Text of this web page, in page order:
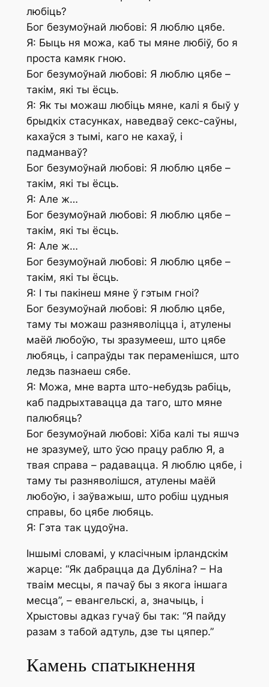
любіць?
Бог безумоўнай любові: Я люблю цябе.
Я: Быць ня можа, каб ты мяне любіў, бо я
проста камяк гною.
Бог безумоўнай любові: Я люблю цябе –
такім, які ты ёсць.
Я: Як ты можаш любіць мяне, калі я быў у
брыдкіх стасунках, наведваў секс-саўны,
кахаўся з тымі, каго не кахаў, і
падманваў?
Бог безумоўнай любові: Я люблю цябе –
такім, які ты ёсць.
Я: Але ж…
Бог безумоўнай любові: Я люблю цябе –
такім, які ты ёсць.
Я: Але ж…
Бог безумоўнай любові: Я люблю цябе –
такім, які ты ёсць.
Я: І ты пакінеш мяне ў гэтым гноі?
Бог безумоўнай любові: Я люблю цябе,
таму ты можаш разняволіцца і, атулены
маёй любоўю, ты зразумееш, што цябе
любяць, і сапраўды так пераменішся, што
ледзь пазнаеш сябе.
Я: Можа, мне варта што-небудзь рабіць,
каб падрыхтавацца да таго, што мяне
палюбяць?
Бог безумоўнай любові: Хіба калі ты яшчэ
не зразумеў, што ўсю працу раблю Я, а
твая справа – радавацца. Я люблю цябе, і
таму ты разняволішся, атулены маёй
любоўю, і заўважыш, што робіш цудныя
справы, бо цябе любяць.
Я: Гэта так цудоўна.
Іншымі словамі, у класічным ірландскім
жарце: “Як дабрацца да Дубліна? – На
тваім месцы, я пачаў бы з якога іншага
месца”, – евангельскі, а, значыць, і
Хрыстовы адказ гучаў бы так: “Я пайду
разам з табой адтуль, дзе ты цяпер.”
Камень спатыкнення